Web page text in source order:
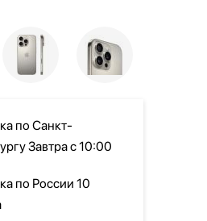
по Санкт-
Завтра с 10:00
по России 10